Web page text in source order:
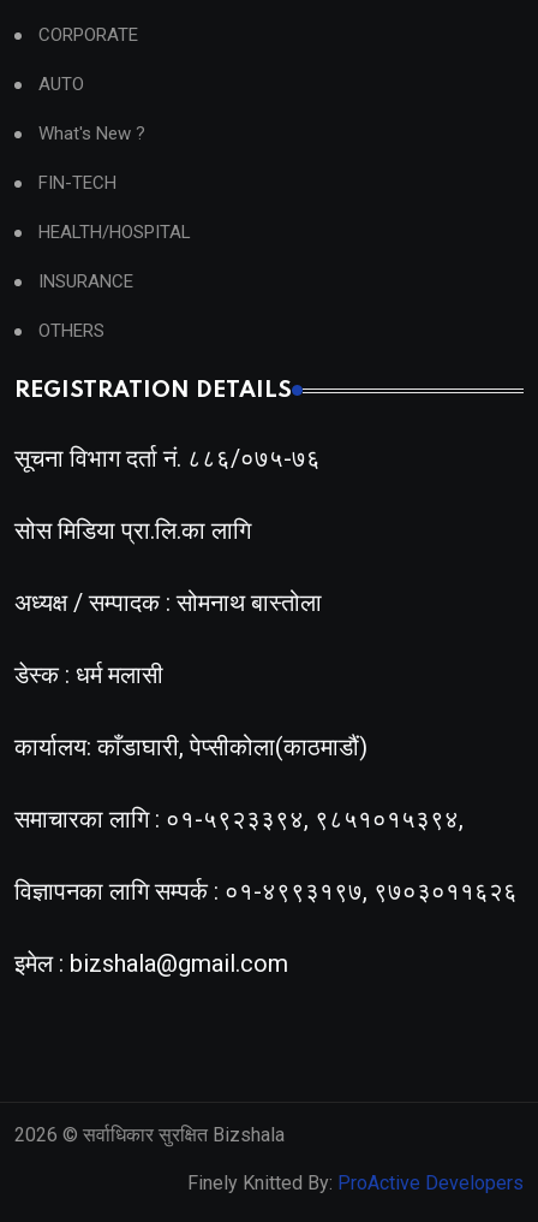
CORPORATE
AUTO
What's New ?
FIN-TECH
HEALTH/HOSPITAL
INSURANCE
OTHERS
REGISTRATION DETAILS
सूचना विभाग दर्ता नं. ८८६/०७५-७६
सोस मिडिया प्रा.लि.का लागि
अध्यक्ष / सम्पादक : सोमनाथ बास्तोला
डेस्क : धर्म मलासी
कार्यालय: काँडाघारी, पेप्सीकोला(काठमाडौं)
समाचारका लागि : ०१-५९२३३९४, ९८५१०१५३९४,
विज्ञापनका लागि सम्पर्क : ०१-४९९३१९७, ९७०३०११६२६
इमेल : bizshala@gmail.com
2026 © सर्वाधिकार सुरक्षित Bizshala
Finely Knitted By: ProActive Developers